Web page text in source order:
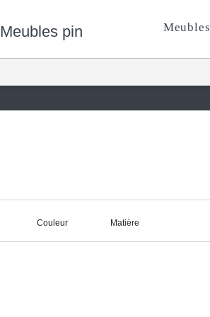
Meubles pin Meubles
Couleur Matière